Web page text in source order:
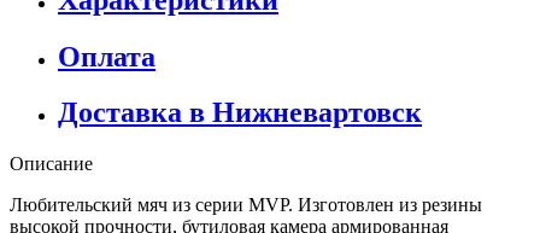
Оплата
Доставка в Нижневартовск
Описание
Любительский мяч из серии MVP. Изготовлен из резины
высокой прочности, бутиловая камера армированная